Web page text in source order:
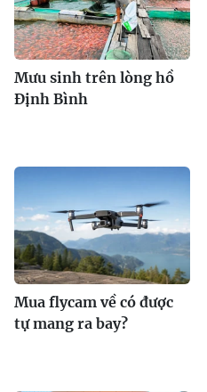
Mưu sinh trên lòng hồ
Định Bình
Mua flycam về có được
tự mang ra bay?